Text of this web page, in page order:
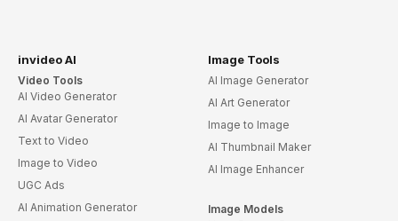
invideo AI
Video Tools
AI Video Generator
AI Avatar Generator
Text to Video
Image to Video
UGC Ads
AI Animation Generator
Image Tools
AI Image Generator
AI Art Generator
Image to Image
AI Thumbnail Maker
AI Image Enhancer
Image Models